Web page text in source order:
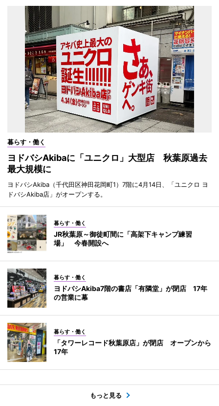
暮らす・働く
ヨドバシAkibaに「ユニクロ」大型店 秋葉原過去
最大規模に
ヨドバシAkiba（千代田区神田花岡町1）7階に4月14日、「ユニクロ ヨ
ドバシAkiba店」がオープンする。
暮らす・働く
JR秋葉原～御徒町間に「高架下キャンプ練習
場」 今春開設へ
暮らす・働く
ヨドバシAkiba7階の書店「有隣堂」が閉店 17年
の営業に幕
暮らす・働く
「タワーレコード秋葉原店」が閉店 オープンから
17年
もっと見る